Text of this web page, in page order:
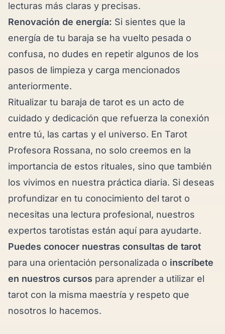
lecturas más claras y precisas.
Renovación de energía: Si sientes que la
energía de tu baraja se ha vuelto pesada o
confusa, no dudes en repetir algunos de los
pasos de limpieza y carga mencionados
anteriormente.
Ritualizar tu baraja de tarot es un acto de
cuidado y dedicación que refuerza la conexión
entre tú, las cartas y el universo. En Tarot
Profesora Rossana, no solo creemos en la
importancia de estos rituales, sino que también
los vivimos en nuestra práctica diaria. Si deseas
profundizar en tu conocimiento del tarot o
necesitas una lectura profesional, nuestros
expertos tarotistas están aquí para ayudarte.
Puedes conocer nuestras consultas de tarot
para una orientación personalizada o inscríbete
en nuestros cursos para aprender a utilizar el
tarot con la misma maestría y respeto que
nosotros lo hacemos.